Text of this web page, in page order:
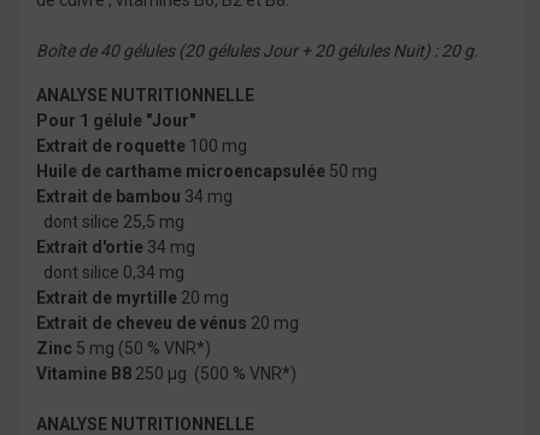
Boîte de 40 gélules (20 gélules Jour + 20 gélules Nuit) : 20 g.
ANALYSE NUTRITIONNELLE
Pour 1 gélule "Jour"
Extrait de roquette 100 mg
Huile de carthame microencapsulée 50 mg
Extrait de bambou 34 mg
dont silice 25,5 mg
Extrait d'ortie 34 mg
dont silice 0,34 mg
Extrait de myrtille 20 mg
Extrait de cheveu de vénus 20 mg
Zinc 5 mg (50 % VNR*)
Vitamine B8 250 µg (500 % VNR*)
ANALYSE NUTRITIONNELLE